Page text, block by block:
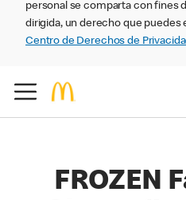
personal se comparta con fines
dirigida, un derecho que puedes
Centro de Derechos de
FROZEN